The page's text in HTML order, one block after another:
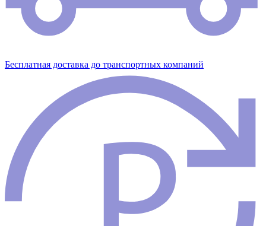
Бесплатная доставка до транспортных компаний